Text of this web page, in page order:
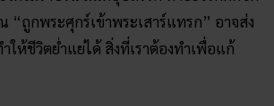
ถวายสังฆทาน
นี้สงฆ์ ด้วยการช่วยค่าน้ำ ค่าไฟวัด
งกรรมฐานตามวันเกิด